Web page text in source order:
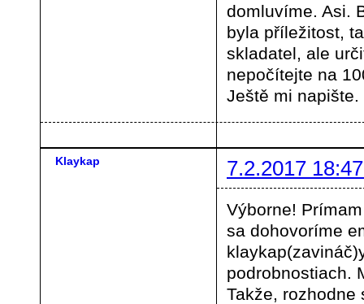
domluvíme. Asi.
byla příležitost,
skladatel, ale
nepočítejte na
Ještě mi napište.
Klaykap 7.2.2017
Výborne!
sa dohovoríme
podrobnostiach.
Takže, rozhodne